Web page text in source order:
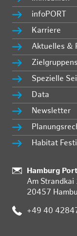
infoPORT
Karriere
Aktuelles &
Spezielle
Data
Newsletter
Habitat
Standort:
Hamburg
Am Strandkai
20457
Telefon:
+49 40